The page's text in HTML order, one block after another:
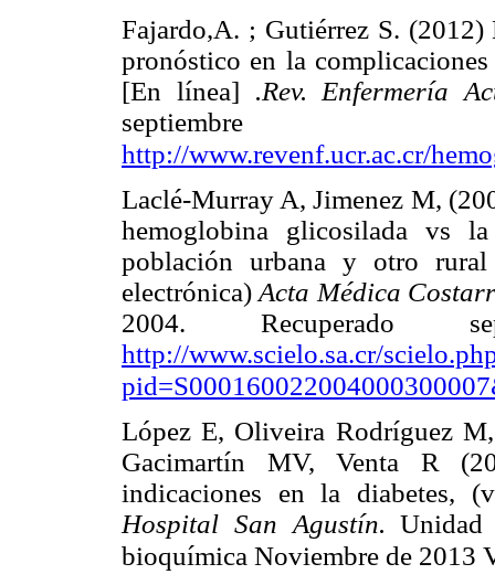
Fajardo,A. ; Gutiérrez S.
pronóstico en la
[En línea] .Rev. Enfermería
http://www.revenf.ucr.ac.cr/
Laclé-Murray A, Jimenez M,
hemoglobina glicosilada vs
población urbana y otro rural
electrónica)Acta Médica
2004. Recuperado
http://www.scielo.sa.cr/
López E, Oliveira Rodríguez
Gacimartín MV, Venta R
indicaciones en la diabetes,
Hospital San Agustín.
bioquímica Noviembre de 2013